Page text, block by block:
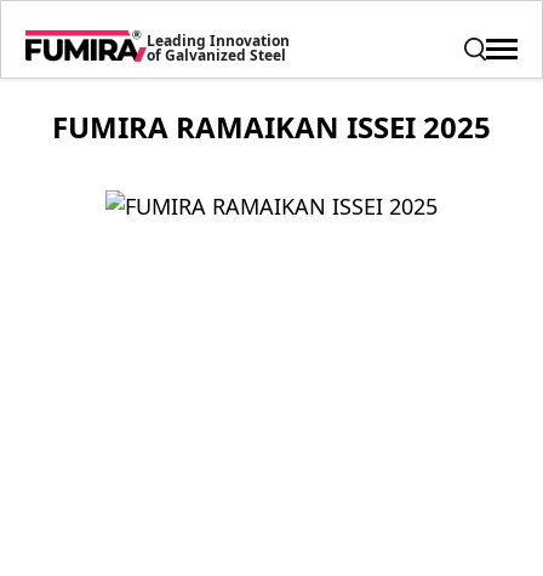
Leading Innovation
of Galvanized Steel
FUMIRA RAMAIKAN ISSEI 2025